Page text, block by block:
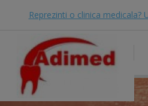
Reprezinti o clinica medicala?